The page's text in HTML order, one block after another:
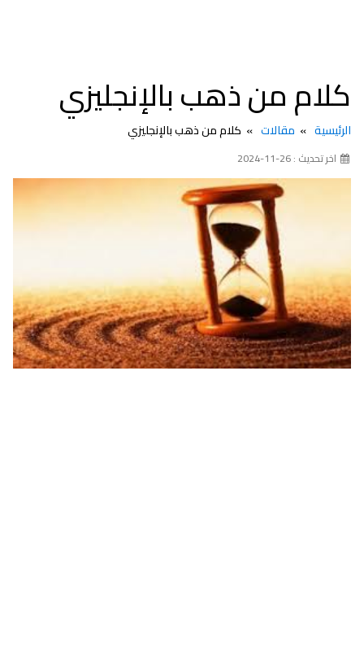
كلام من ذهب بالإنجليزي
الرئيسية مقالات كلام من ذهب بالإنجليزي
اخر تحديث : 26-11-2024